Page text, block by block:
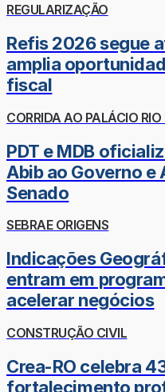
REGULARIZAÇÃO
Refis 2026 segue
amplia
fiscal
CORRIDA AO PALÁCIO
PDT e MDB
Abib ao Governo e
Senado
SEBRAE ORIGENS
Indicações
entram em
acelerar negócios
CONSTRUÇÃO CIVIL
Crea-RO celebra
fortalecimento